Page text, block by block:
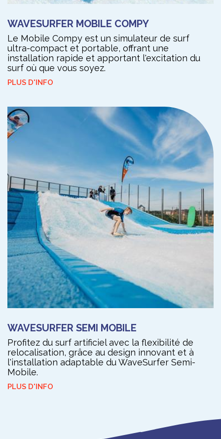
WAVESURFER MOBILE COMPY
Le Mobile Compy est un simulateur de surf
ultra-compact et portable, offrant une
installation rapide et apportant l'excitation du
surf où que vous soyez.
PLUS D'INFO
WAVESURFER SEMI MOBILE
Profitez du surf artificiel avec la flexibilité de
relocalisation, grâce au design innovant et à
l'installation adaptable du WaveSurfer Semi-
Mobile.
PLUS D'INFO